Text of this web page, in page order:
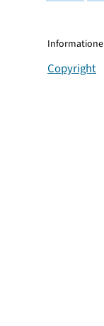
Copyright